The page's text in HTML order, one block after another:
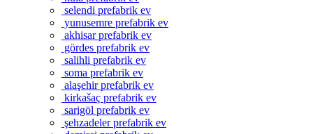
selendi prefabrik ev
yunusemre prefabrik ev
akhisar prefabrik ev
gördes prefabrik ev
salihli prefabrik ev
soma prefabrik ev
alaşehir prefabrik ev
kirkašaç prefabrik ev
sarigöl prefabrik ev
şehzadeler prefabrik ev